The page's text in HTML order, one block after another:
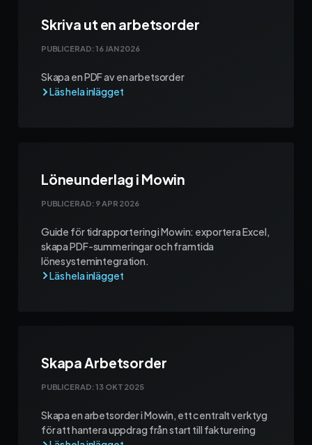
Skriva ut en arbetsorder
PUBLICERAD:16 JAN 2026
Skapa en PDF av en arbetsorder
Löneunderlag i Mowin
PUBLICERAD: 9 APR 2026
Guide för tidrapportering i Mowin: exportera Excel,
skapa PDF-summeringar och framtida
lönesystemintegration.
Skapa Arbetsorder
PUBLICERAD:13 OKT 2025
Skapa en arbetsorder i Mowin, ett centralt verktyg
för att hantera uppdrag från start till fakturering